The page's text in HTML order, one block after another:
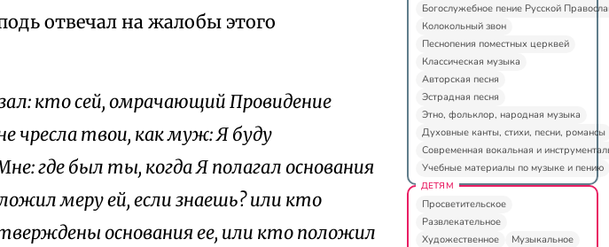
отвечал на жалобы этого
кто сей, омрачающий Провидение
чресла твои, как муж: Я буду
где был ты, когда Я полагал основания
меру ей, если знаешь? или кто
основания ее, или кто положил
Богослужебное пение Русской
Колокольный звон
Песнопения поместных церквей
Классическая музыка
Авторская песня
Эстрадная песня
Этно, фольклор, народная музыка
Духовные канты, стихи, песни, романсы
Современная вокальная и
Учебные материалы по музыке и пению
ДЕТЯМ
Просветительское
Развлекательное
Художественное
Музыкальное